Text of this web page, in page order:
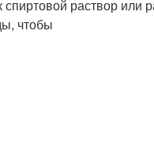
раствор или
чтобы